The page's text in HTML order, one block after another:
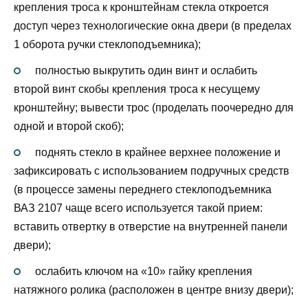
крепления троса к кронштейнам стекла откроется
доступ через технологические окна двери (в пределах
1 оборота ручки стеклоподъемника);
полностью выкрутить один винт и ослабить
второй винт скобы крепления троса к несущему
кронштейну; вывести трос (проделать поочередно для
одной и второй скоб);
поднять стекло в крайнее верхнее положение и
зафиксировать с использованием подручных средств
(в процессе замены переднего стеклоподъемника
ВАЗ 2107 чаще всего используется такой прием:
вставить отвертку в отверстие на внутренней панели
двери);
ослабить ключом на «10» гайку крепления
натяжного ролика (расположен в центре внизу двери);